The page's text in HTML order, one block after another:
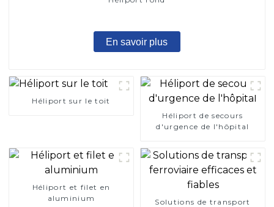
En savoir plus
Héliport sur le toit
Héliport de secours
d'urgence de l'hôpital
Héliport et filet en
aluminium
Solutions de transport